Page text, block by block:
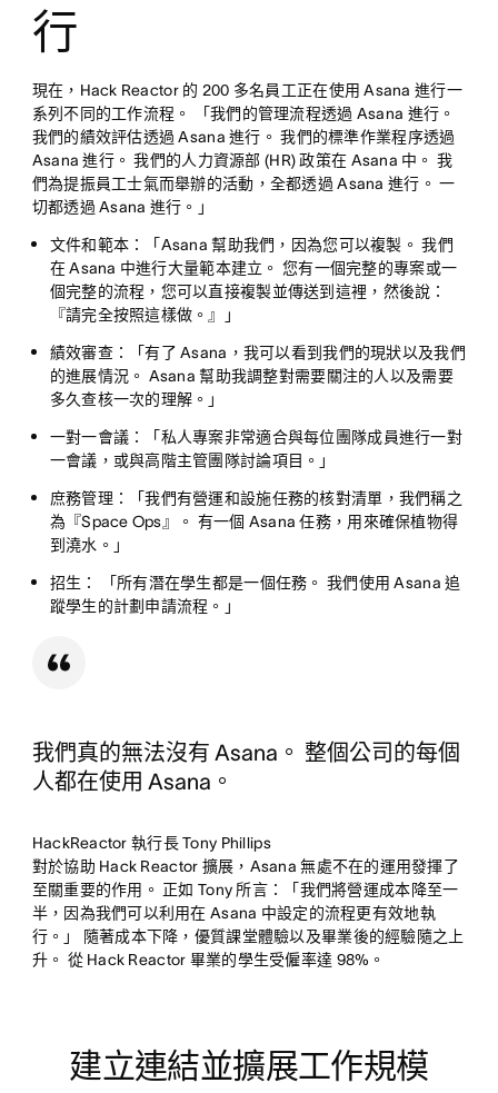
行
現在，Hack Reactor 的 200 多名員工正在使用 Asana 進行一
系列不同的工作流程。 「我們的管理流程透過 Asana 進行。
我們的績效評估透過 Asana 進行。 我們的標準作業程序透過
Asana 進行。 我們的人力資源部 (HR) 政策在 Asana 中。 我
們為提振員工士氣而舉辦的活動，全都透過 Asana 進行。 一
切都透過 Asana 進行。」
文件和範本 ：「Asana 幫助我們，因為您可以複製。 我們
在 Asana 中進行大量範本建立。 您有一個完整的專案或一
個完整的流程，您可以直接複製並傳送到這裡，然後說：
『請完全按照這樣做。』」
績效審查：「有了 Asana，我可以看到我們的現狀以及我們
的進展情況。 Asana 幫助我調整對需要關注的人以及需要
多久查核一次的理解。」
一對一會議 ：「私人專案非常適合與每位團隊成員進行一對
一會議，或與高階主管團隊討論項目。」
庶務管理 ：「我們有營運和設施任務的核對清單，我們稱之
為『Space Ops』。 有一個 Asana 任務，用來確保植物得
到澆水。」
招生 ： 「所有潛在學生都是一個任務。 我們使用 Asana 追
蹤學生的計劃申請流程。」
我們真的無法沒有 Asana。 整個公司的每個
人都在使用 Asana。
HackReactor 執行長 Tony Phillips
對於協助 Hack Reactor 擴展，Asana 無處不在的運用發揮了
至關重要的作用。 正如 Tony 所言：「我們將營運成本降至一
半，因為我們可以利用在 Asana 中設定的流程更有效地執
行。」 隨著成本下降，優質課堂體驗以及畢業後的經驗隨之上
升。 從 Hack Reactor 畢業的學生受僱率達 98%。
建立連結並擴展工作規模